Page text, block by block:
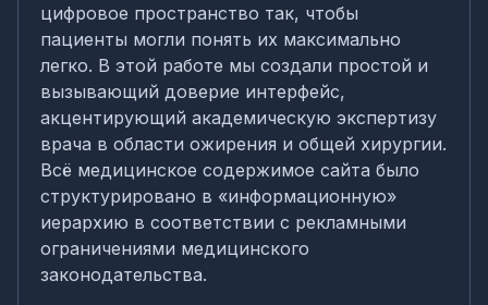
цифровое пространство так, чтобы
пациенты могли понять их максимально
легко. В этой работе мы создали простой и
вызывающий доверие интерфейс,
акцентирующий академическую экспертизу
врача в области ожирения и общей хирургии.
Всё медицинское содержимое сайта было
структурировано в «информационную»
иерархию в соответствии с рекламными
ограничениями медицинского
законодательства.